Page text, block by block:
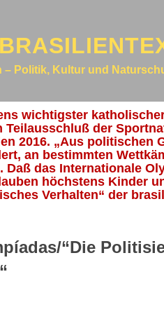
Politik, Kultur und
wichtigster
der
2016. „Aus politischen
an bestimmten
Daß das Internationale
höchstens Kinder
Verhalten“ der
“Die